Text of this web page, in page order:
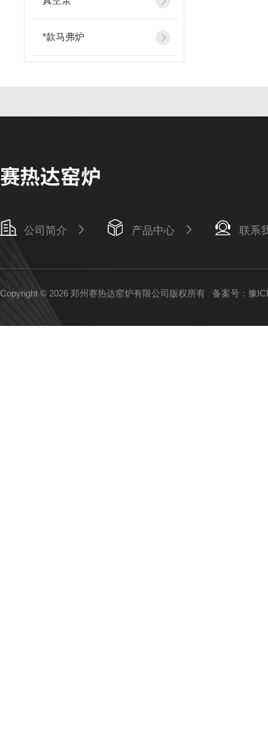
*款马弗炉
公司简介 产品中心 联系
Copyright © 2026 郑州赛热达窑炉有限公司版权所有 备案号：豫